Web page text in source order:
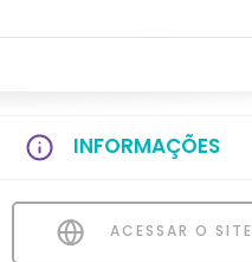
INFORMAÇÕES
ACESSAR O SITE